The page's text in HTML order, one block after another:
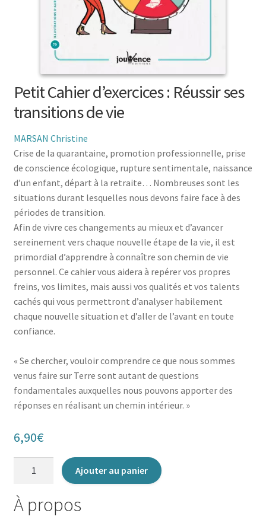
Médecine douces
Collections
menu
Petit Cahier d’exercices : Réussir ses
transitions de vie
MARSAN Christine
Crise de la quarantaine, promotion professionnelle, prise
de conscience écologique, rupture sentimentale, naissance
d’un enfant, départ à la retraite… Nombreuses sont les
situations durant lesquelles nous devons faire face à des
périodes de transition.
Afin de vivre ces changements au mieux et d’avancer
sereinement vers chaque nouvelle étape de la vie, il est
primordial d’apprendre à connaître son chemin de vie
personnel. Ce cahier vous aidera à repérer vos propres
freins, vos limites, mais aussi vos qualités et vos talents
cachés qui vous permettront d’analyser habilement
chaque nouvelle situation et d’aller de l’avant en toute
confiance.
« Se chercher, vouloir comprendre ce que nous sommes
venus faire sur Terre sont autant de questions
fondamentales auxquelles nous pouvons apporter des
réponses en réalisant un chemin intérieur. »
6,90€
Petit
Cahier
Ajouter au panier
À propos